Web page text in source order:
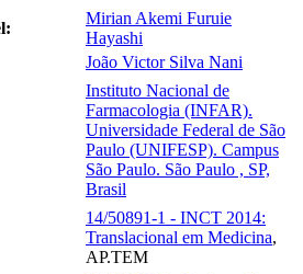
Mirian Akemi Furuie
Hayashi
João Victor Silva Nani
Instituto Nacional de
Farmacologia (INFAR).
Universidade Federal de São
Paulo (UNIFESP). Campus
São Paulo. São Paulo , SP,
Brasil
14/50891-1 - INCT 2014:
Translacional em Medicina,
AP.TEM